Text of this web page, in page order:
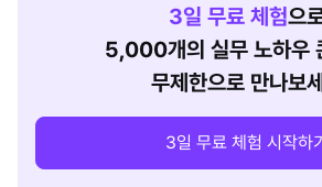
3일 무료 체험으
5,000개의 실무 노하우
무제한으로 만나보
3일 무료 체험 시작하